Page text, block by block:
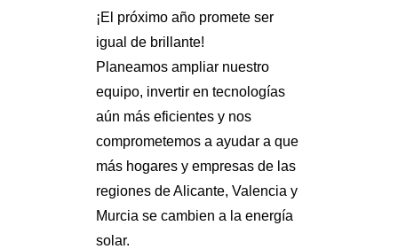
¡El próximo año promete ser
igual de brillante!
Planeamos ampliar nuestro
equipo, invertir en tecnologías
aún más eficientes y nos
comprometemos a ayudar a que
más hogares y empresas de las
regiones de Alicante, Valencia y
Murcia se cambien a la energía
solar.